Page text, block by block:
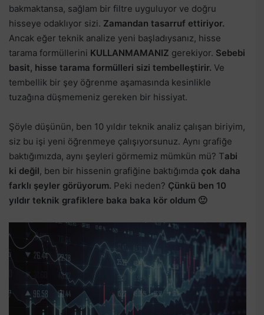
bakmaktansa, sağlam bir filtre uyguluyor ve doğru
hisseye odaklıyor sizi. Zamandan tasarruf ettiriyor.
Ancak eğer teknik analize yeni başladıysanız, hisse
tarama formüllerini KULLANMAMANIZ gerekiyor. Sebebi
basit, hisse tarama formülleri sizi tembelleştirir. Ve
tembellik bir şey öğrenme aşamasında kesinlikle
tuzağına düşmemeniz gereken bir hissiyat.
Şöyle düşünün, ben 10 yıldır teknik analiz çalışan biriyim,
siz bu işi yeni öğrenmeye çalışıyorsunuz. Aynı grafiğe
baktığımızda, aynı şeyleri görmemiz mümkün mü? Tabi
ki değil, ben bir hissenin grafiğine baktığımda çok daha
farklı şeyler görüyorum. Peki neden? Çünkü ben 10
yıldır teknik grafiklere baka baka kör oldum 🙂